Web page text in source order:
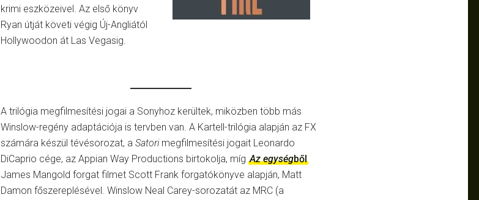
krimi eszközeivel. Az első könyv
Ryan útját követi végig Új-Angliától
Hollywoodon át Las Vegasig.
A trilógia megfilmesítési jogai a Sonyhoz kerültek, miközben több más
Winslow-regény adaptációja is tervben van. A Kartell-trilógia alapján az FX
számára készül tévésorozat, a Satorimegfilmesítési jogait Leonardo
DiCaprio cége, az Appian Way Productions birtokolja, míg Az egységből
James Mangold forgat filmet Scott Frank forgatókönyve alapján, Matt
Damon főszereplésével. Winslow Neal Carey-sorozatát az MRC (a